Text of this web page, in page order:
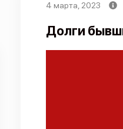
4 марта, 2023
Долги